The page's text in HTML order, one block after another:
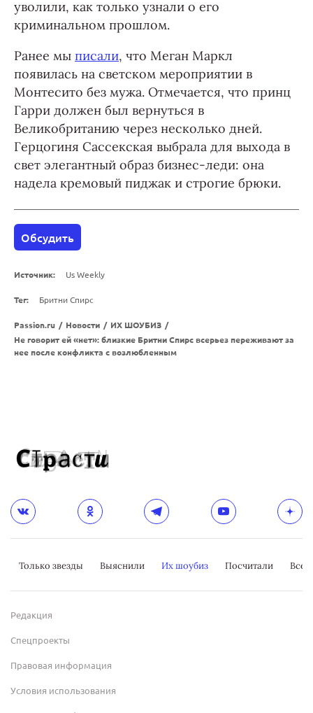
уволили, как только узнали о его
криминальном прошлом.
Ранее мы писали, что Меган Маркл
появилась на светском мероприятии в
Монтесито без мужа. Отмечается, что принц
Гарри должен был вернуться в
Великобританию через несколько дней.
Герцогиня Сассекская выбрала для выхода в
свет элегантный образ бизнес-леди: она
надела кремовый пиджак и строгие брюки.
Обсудить
Источник: Us Weekly
Тег: Бритни Спирс
Passion.ru / Новости / ИХ ШОУБИЗ /
Не говорит ей «нет»: близкие Бритни Спирс всерьез переживают за
нее после конфликта с возлюбленным
Только звезды Выяснили Их шоубиз Посчитали
Редакция
Спецпроекты
Правовая информация
Условия использования